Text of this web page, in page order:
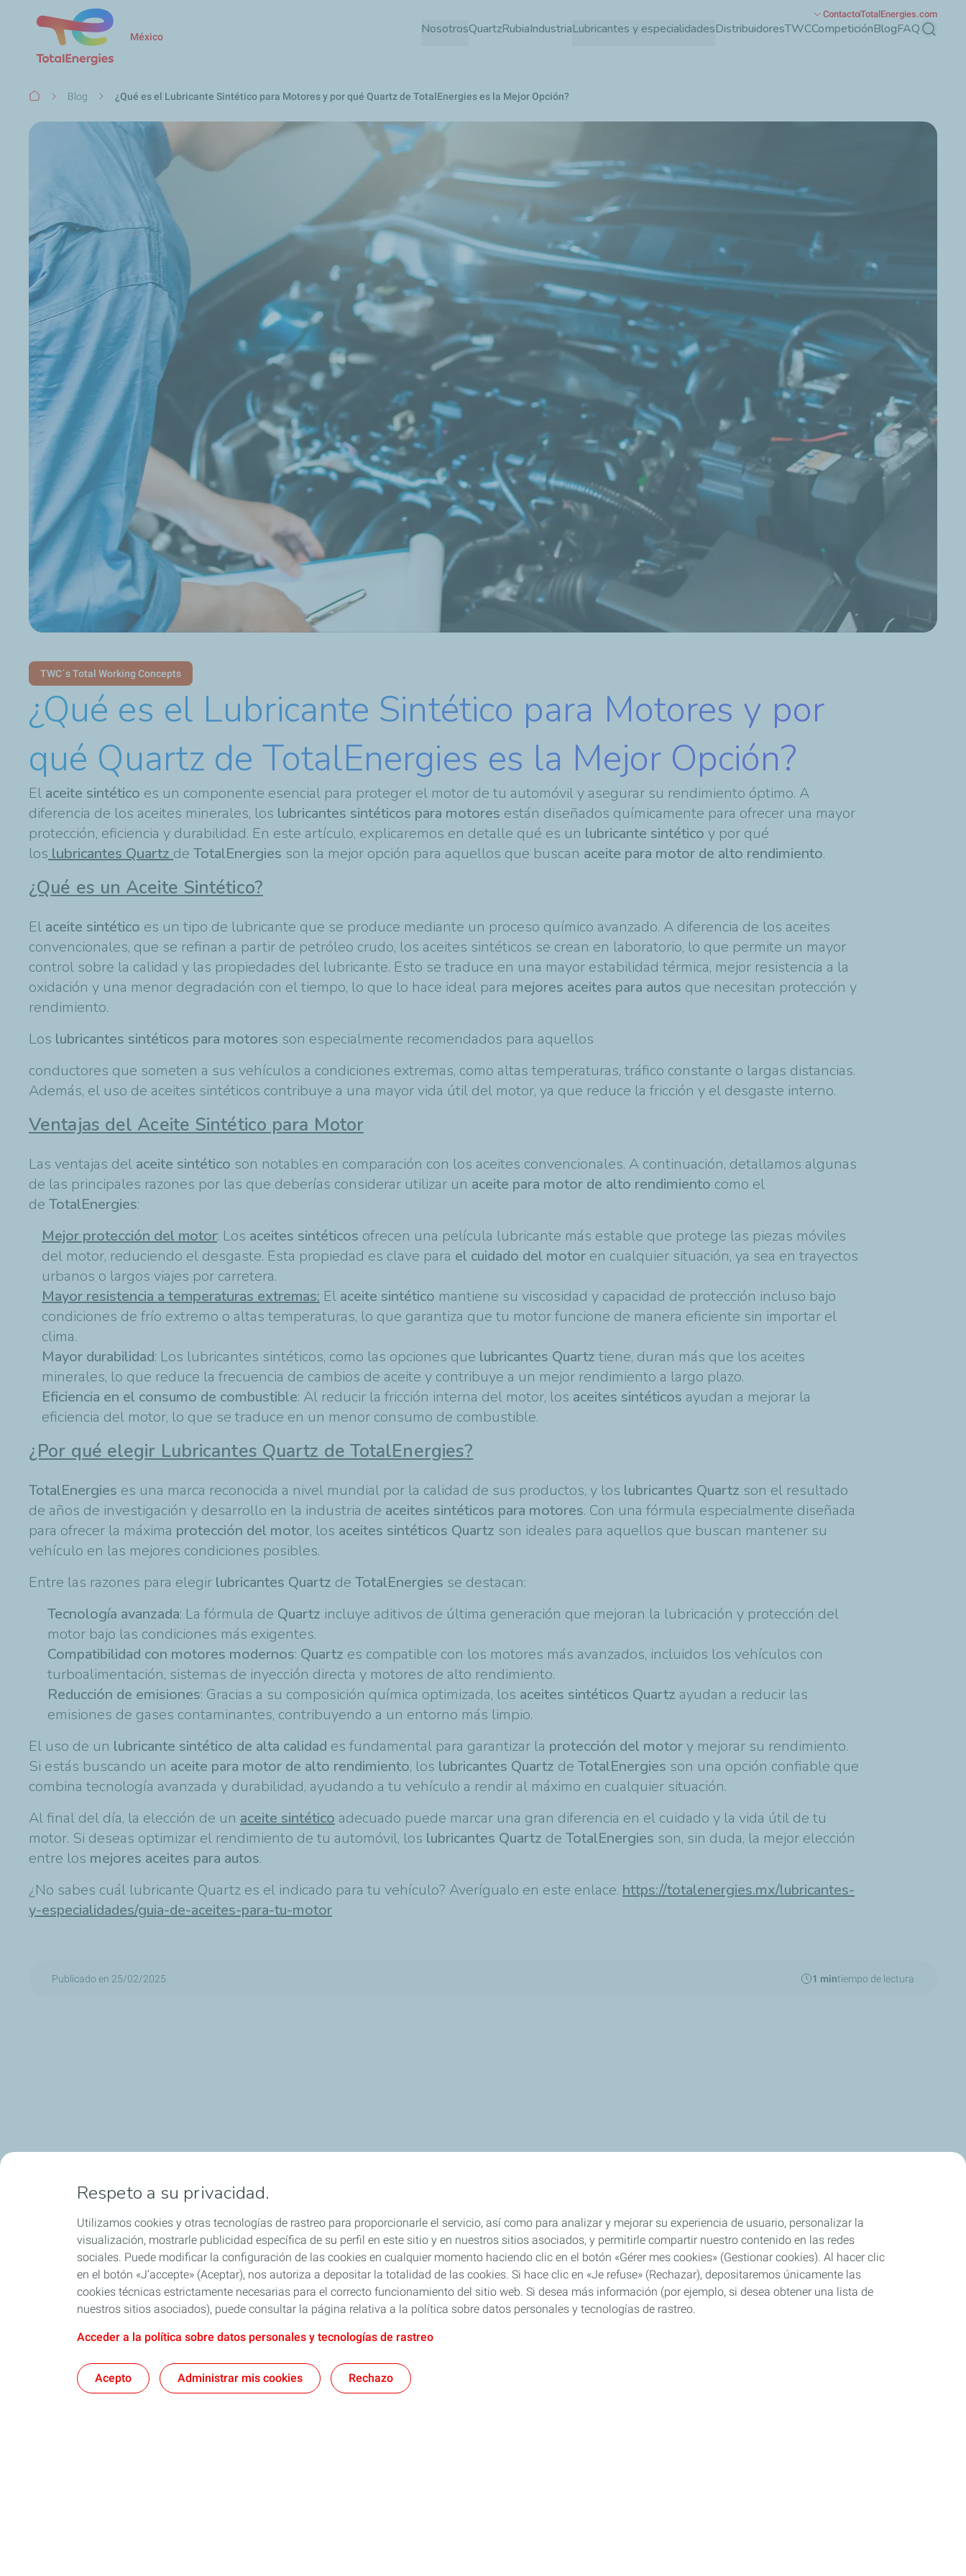
Pasar
México NosotrosQuartzRubiaIndustriaLubricantes y especialidadesDistribuidoresTWCCompeticiónBlogFAQ Buscar
ContactoTotalEnergies.com
Ruta
navegación
Blog ¿Qué es el Lubricante Sintético para Motores y por qué Quartz de TotalEnergies es la Mejor Opción?
TWC´s Total Working Concepts
¿Qué es el Lubricante Sintético para Motores y por
qué Quartz de TotalEnergies es la Mejor Opción?
El aceite sintético es un componente esencial para proteger el motor de tu automóvil y asegurar su rendimiento óptimo. A
diferencia de los aceites minerales, los lubricantes sintéticos para motores están diseñados químicamente para ofrecer una mayor
protección, eficiencia y durabilidad. En este artículo, explicaremos en detalle qué es un lubricante sintético y por qué
los lubricantes Quartz de TotalEnergies son la mejor opción para aquellos que buscan aceite para motor de alto rendimiento.
¿Qué es un Aceite Sintético?
El aceite sintético es un tipo de lubricante que se produce mediante un proceso químico avanzado. A diferencia de los aceites
convencionales, que se refinan a partir de petróleo crudo, los aceites sintéticos se crean en laboratorio, lo que permite un mayor
control sobre la calidad y las propiedades del lubricante. Esto se traduce en una mayor estabilidad térmica, mejor resistencia a la
oxidación y una menor degradación con el tiempo, lo que lo hace ideal para mejores aceites para autos que necesitan protección y
rendimiento.
Los lubricantes sintéticos para motores son especialmente recomendados para aquellos
conductores que someten a sus vehículos a condiciones extremas, como altas temperaturas, tráfico constante o largas distancias.
Además, el uso de aceites sintéticos contribuye a una mayor vida útil del motor, ya que reduce la fricción y el desgaste interno.
Ventajas del Aceite Sintético para Motor
Las ventajas del aceite sintético son notables en comparación con los aceites convencionales. A continuación, detallamos algunas
de las principales razones por las que deberías considerar utilizar un aceite para motor de alto rendimiento como el
de TotalEnergies:
Mejor protección del motor: Los aceites sintéticos ofrecen una película lubricante más estable que protege las piezas móviles
del motor, reduciendo el desgaste. Esta propiedad es clave para el cuidado del motor en cualquier situación, ya sea en trayectos
urbanos o largos viajes por carretera.
Mayor resistencia a temperaturas extremas: El aceite sintético mantiene su viscosidad y capacidad de protección incluso bajo
condiciones de frío extremo o altas temperaturas, lo que garantiza que tu motor funcione de manera eficiente sin importar el
clima.
Mayor durabilidad: Los lubricantes sintéticos, como las opciones que lubricantes Quartz tiene, duran más que los aceites
minerales, lo que reduce la frecuencia de cambios de aceite y contribuye a un mejor rendimiento a largo plazo.
Eficiencia en el consumo de combustible: Al reducir la fricción interna del motor, los aceites sintéticos ayudan a mejorar la
eficiencia del motor, lo que se traduce en un menor consumo de combustible.
¿Por qué elegir Lubricantes Quartz de TotalEnergies?
TotalEnergies es una marca reconocida a nivel mundial por la calidad de sus productos, y los lubricantes Quartz son el resultado
de años de investigación y desarrollo en la industria de aceites sintéticos para motores. Con una fórmula especialmente diseñada
para ofrecer la máxima protección del motor, los aceites sintéticos Quartz son ideales para aquellos que buscan mantener su
vehículo en las mejores condiciones posibles.
Entre las razones para elegir lubricantes Quartz de TotalEnergies se destacan:
Tecnología avanzada: La fórmula de Quartz incluye aditivos de última generación que mejoran la lubricación y protección del
motor bajo las condiciones más exigentes.
Compatibilidad con motores modernos: Quartz es compatible con los motores más avanzados, incluidos los vehículos con
turboalimentación, sistemas de inyección directa y motores de alto rendimiento.
Reducción de emisiones: Gracias a su composición química optimizada, los aceites sintéticos Quartz ayudan a reducir las
emisiones de gases contaminantes, contribuyendo a un entorno más limpio.
El uso de un lubricante sintético de alta calidad es fundamental para garantizar la protección del motory mejorar su rendimiento.
Si estás buscando un aceite para motor de alto rendimiento, los lubricantes Quartz de TotalEnergies son una opción confiable que
combina tecnología avanzada y durabilidad, ayudando a tu vehículo a rendir al máximo en cualquier situación.
Al final del día, la elección de un aceite sintético adecuado puede marcar una gran diferencia en el cuidado y la vida útil de tu
motor. Si deseas optimizar el rendimiento de tu automóvil, los lubricantes Quartz de TotalEnergies son, sin duda, la mejor elección
entre los mejores aceites para autos.
¿No sabes cuál lubricante Quartz es el indicado para tu vehículo? Averígualo en este enlace. https://totalenergies.mx/lubricantes-
y-especialidades/guia-de-aceites-para-tu-motor
Publicado en 25/02/2025 1 mintiempo de lectura
Respeto a su privacidad.
Utilizamos cookies y otras tecnologías de rastreo para proporcionarle el servicio, así como para analizar y mejorar su experiencia de usuario, personalizar la
visualización, mostrarle publicidad específica de su perfil en este sitio y en nuestros sitios asociados, y permitirle compartir nuestro contenido en las redes
sociales. Puede modificar la configuración de las cookies en cualquier momento haciendo clic en el botón «Gérer mes cookies» (Gestionar cookies). Al hacer clic
en el botón «J’accepte» (Aceptar), nos autoriza a depositar la totalidad de las cookies. Si hace clic en «Je refuse» (Rechazar), depositaremos únicamente las
cookies técnicas estrictamente necesarias para el correcto funcionamiento del sitio web. Si desea más información (por ejemplo, si desea obtener una lista de
nuestros sitios asociados), puede consultar la página relativa a la política sobre datos personales y tecnologías de rastreo.
Acceder a la política sobre datos personales y tecnologías de rastreo
Acepto Administrar mis cookies Rechazo